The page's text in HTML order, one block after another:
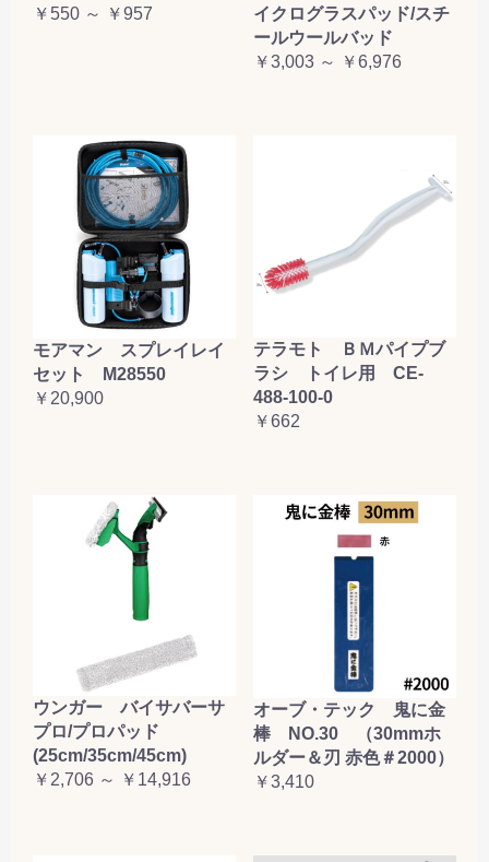
￥550 ～ ￥957
イクログラスパッド/スチ
ールウールバッド
￥3,003 ～ ￥6,976
モアマン スプレイレイ
セット M28550
￥20,900
テラモト ＢＭパイプブ
ラシ トイレ用 CE-
488-100-0
￥662
ウンガー バイサバーサ
プロ/プロパッド
(25cm/35cm/45cm)
￥2,706 ～ ￥14,916
オーブ・テック 鬼に金
棒 NO.30 （30mmホ
ルダー＆刃 赤色＃2000）
￥3,410